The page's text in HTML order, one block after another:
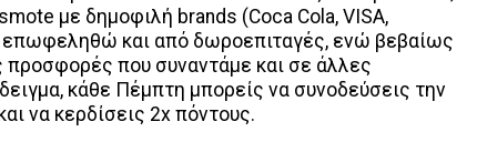
με δημοφιλή brands (Coca Cola, VISA,
και από δωροεπιταγές, ενώ βεβαίως
προσφορές που συναντάμε και σε άλλες
κάθε Πέμπτη μπορείς να συνοδεύσεις την
να κερδίσεις 2x πόντους.